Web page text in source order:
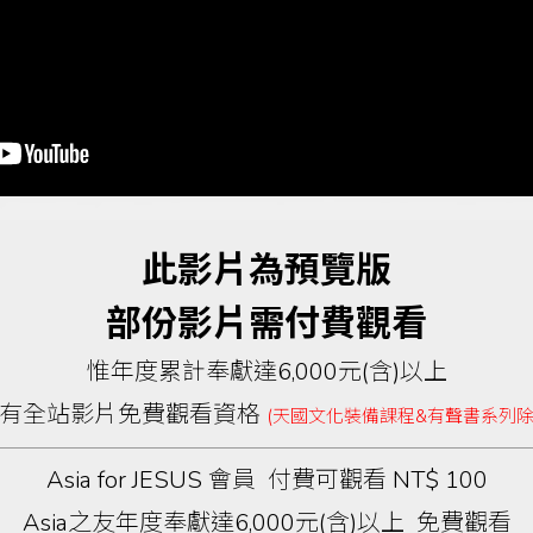
此影片為預覽版
部份影片需付費觀看
惟年度累計奉獻達6,000元(含)以上
全站影片免費觀看資格 (天國文化裝備課程&有聲書系列
Asia for JESUS 會員 付費可觀看 NT$ 100
Asia之友年度奉獻達6,000元(含)以上 免費觀看